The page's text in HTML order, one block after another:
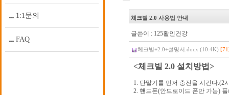
1:1문의
FAQ
체크빌 2.0 사용법 안내
글쓴이 : 125활인건강
체크빌+2.0+설명서.docx (10.4K)
<체크빌 2.0 설치방법>
1. 단말기를 먼저 충전을 시킨다.(2
2. 핸드폰(안드로이드 폰만 가능)